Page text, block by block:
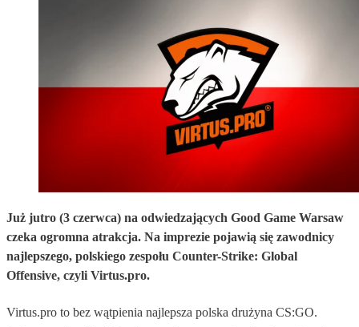
Już jutro (3 czerwca) na odwiedzających Good Game Warsaw
czeka ogromna atrakcja. Na imprezie pojawią się zawodnicy
najlepszego, polskiego zespołu Counter-Strike: Global
Offensive, czyli Virtus.pro.
Virtus.pro to bez wątpienia najlepsza polska drużyna CS:GO.